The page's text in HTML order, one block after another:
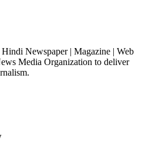
Newspaper | Magazine | Web
Media Organization to deliver